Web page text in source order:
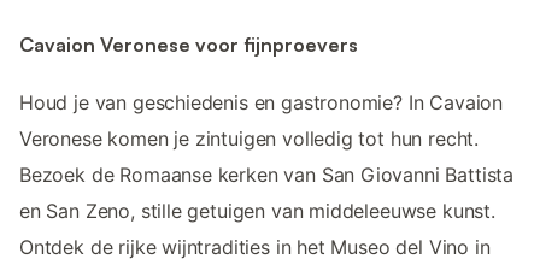
Cavaion Veronese voor fijnproevers
Houd je van geschiedenis en gastronomie? In Cavaion
Veronese komen je zintuigen volledig tot hun recht.
Bezoek de Romaanse kerken van San Giovanni Battista
en San Zeno, stille getuigen van middeleeuwse kunst.
Ontdek de rijke wijntradities in het Museo del Vino in